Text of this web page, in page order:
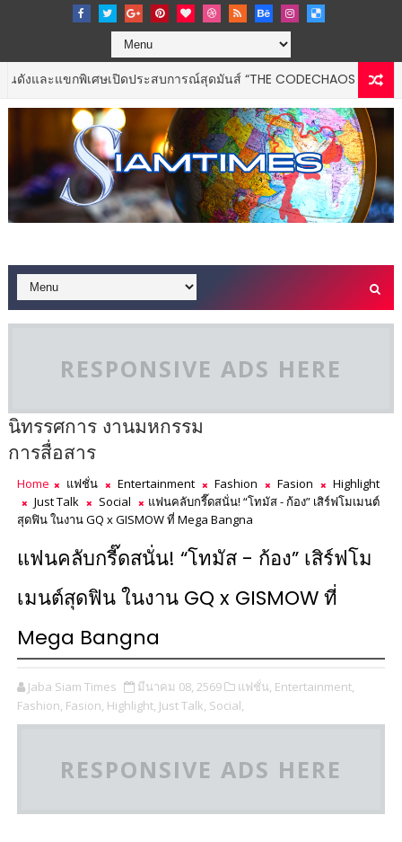
ศษเปิดประสบการณ์สุดมันส์ “THE CODECHAOS EXPERIENCE –
RESPONSIVE ADS HERE
นิทรรศการ งานมหกรรม
การสื่อสาร
Home แฟชั่น Entertainment Fashion Fasion
Highlight
Just Talk
Social
แฟนคลับกรี๊ดสนั่น! “โทมัส - ก้อง” เสิร์ฟโมเมนต์
สุดฟิน ในงาน GQ x GISMOW ที่ Mega Bangna
แฟนคลับกรี๊ดสนั่น! “โทมัส - ก้อง” เสิร์ฟโม
เมนต์สุดฟิน ในงาน GQ x GISMOW ที่
Mega Bangna
Jaba Siam Times มีนาคม 08, 2569 แฟชั่น, Entertainment,
Fashion, Fasion, Highlight, Just Talk, Social,
RESPONSIVE ADS HERE